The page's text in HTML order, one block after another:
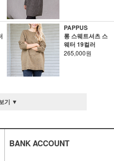
PAPPUS
롱 스웨트셔츠 스
웨터 19컬러
265,000원
기 ▼
BANK ACCOUNT